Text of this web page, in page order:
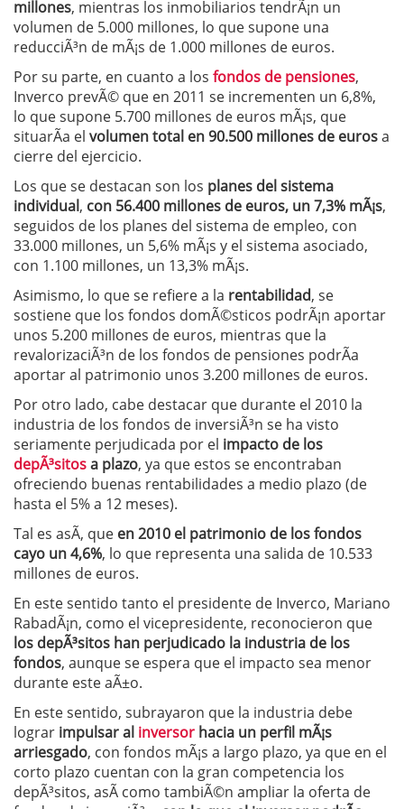
millones, mientras los inmobiliarios tendrÃ¡n un
volumen de 5.000 millones, lo que supone una
reducciÃ³n de mÃ¡s de 1.000 millones de euros.
Por su parte, en cuanto a los fondos de pensiones,
Inverco prevÃ© que en 2011 se incrementen un 6,8%,
lo que supone 5.700 millones de euros mÃ¡s, que
situarÃ­a el volumen total en 90.500 millones de eurosa
cierre del ejercicio.
Los que se destacan son los planes del sistema
individual, con 56.400 millones de euros, un 7,3% mÃ¡s,
seguidos de los planes del sistema de empleo, con
33.000 millones, un 5,6% mÃ¡s y el sistema asociado,
con 1.100 millones, un 13,3% mÃ¡s.
Asimismo, lo que se refiere a la rentabilidad, se
sostiene que los fondos domÃ©sticos podrÃ¡n aportar
unos 5.200 millones de euros, mientras que la
revalorizaciÃ³n de los fondos de pensiones podrÃ­a
aportar al patrimonio unos 3.200 millones de euros.
Por otro lado, cabe destacar que durante el 2010 la
industria de los fondos de inversiÃ³n se ha visto
seriamente perjudicada por el impacto de los
depÃ³sitosa plazo, ya que estos se encontraban
ofreciendo buenas rentabilidades a medio plazo (de
hasta el 5% a 12 meses).
Tal es asÃ­, que en 2010 el patrimonio de los fondos
cayo un 4,6%, lo que representa una salida de 10.533
millones de euros.
En este sentido tanto el presidente de Inverco, Mariano
RabadÃ¡n, como el vicepresidente, reconocieron que
los depÃ³sitos han perjudicado la industria de los
fondos, aunque se espera que el impacto sea menor
durante este aÃ±o.
En este sentido, subrayaron que la industria debe
lograr impulsar al inversor hacia un perfil mÃ¡s
arriesgado, con fondos mÃ¡s a largo plazo, ya que en el
corto plazo cuentan con la gran competencia los
depÃ³sitos, asÃ­ como tambiÃ©n ampliar la oferta de